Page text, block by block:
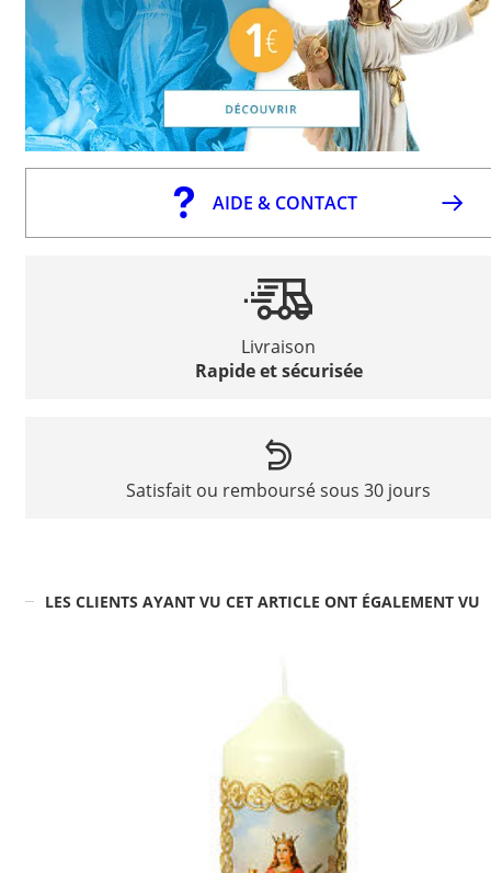
AIDE & CONTACT
Livraison
Rapide et sécurisée
Satisfait ou remboursé sous 30 jours
LES CLIENTS AYANT VU CET ARTICLE ONT ÉGALEMENT VU